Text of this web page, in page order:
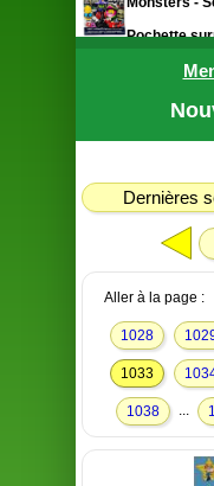
Dernières
Aller à la page :
1028
1033
1038 ...
Pochette